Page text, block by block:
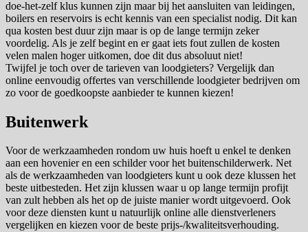
doe-het-zelf klus kunnen zijn maar bij het aansluiten van leidingen,
boilers en reservoirs is echt kennis van een specialist nodig. Dit kan
qua kosten best duur zijn maar is op de lange termijn zeker
voordelig. Als je zelf begint en er gaat iets fout zullen de kosten
velen malen hoger uitkomen, doe dit dus absoluut niet!
Twijfel je toch over de tarieven van loodgieters? Vergelijk dan
online eenvoudig offertes van verschillende loodgieter bedrijven om
zo voor de goedkoopste aanbieder te kunnen kiezen!
Buitenwerk
Voor de werkzaamheden rondom uw huis hoeft u enkel te denken
aan een hovenier en een schilder voor het buitenschilderwerk. Net
als de werkzaamheden van loodgieters kunt u ook deze klussen het
beste uitbesteden. Het zijn klussen waar u op lange termijn profijt
van zult hebben als het op de juiste manier wordt uitgevoerd. Ook
voor deze diensten kunt u natuurlijk online alle dienstverleners
vergelijken en kiezen voor de beste prijs-/kwaliteitsverhouding.